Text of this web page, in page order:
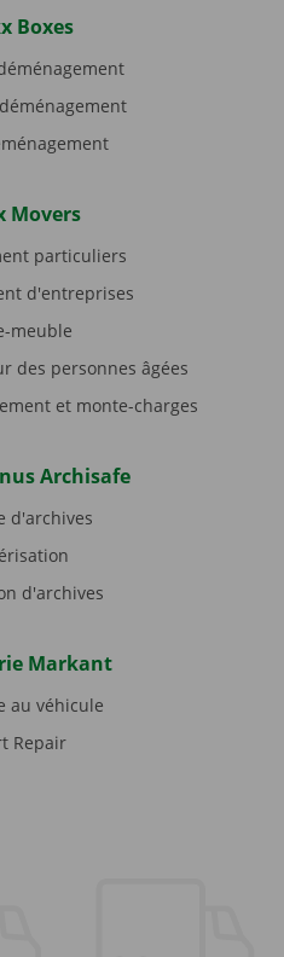
Boxes
Movers
particuliers
d'entreprises
meuble
des personnes âgées
et monte-charges
Archisafe
d'archives
d'archives
Markant
au véhicule
Repair